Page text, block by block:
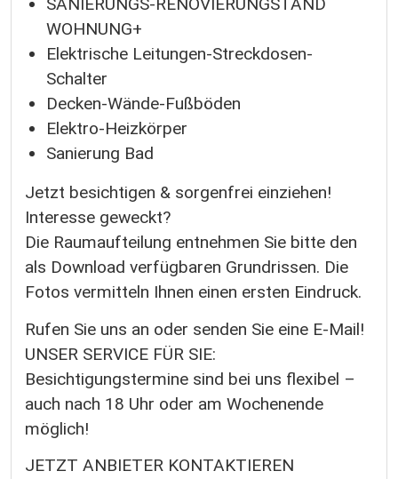
SANIERUNGS-RENOVIERUNGSTAND
WOHNUNG+
Elektrische Leitungen-Streckdosen-
Schalter
Decken-Wände-Fußböden
Elektro-Heizkörper
Sanierung Bad
Jetzt besichtigen & sorgenfrei einziehen!
Interesse geweckt?
Die Raumaufteilung entnehmen Sie bitte den
als Download verfügbaren Grundrissen. Die
Fotos vermitteln Ihnen einen ersten Eindruck.
Rufen Sie uns an oder senden Sie eine E-Mail!
UNSER SERVICE FÜR SIE:
Besichtigungstermine sind bei uns flexibel –
auch nach 18 Uhr oder am Wochenende
möglich!
JETZT ANBIETER KONTAKTIEREN